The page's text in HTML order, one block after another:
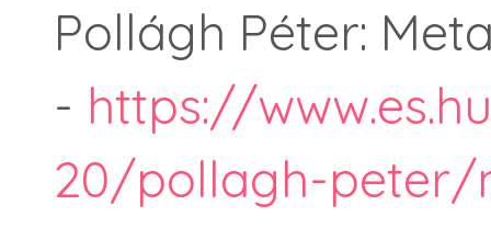
Pollágh Péter:
- https://
20/pollagh-peter/